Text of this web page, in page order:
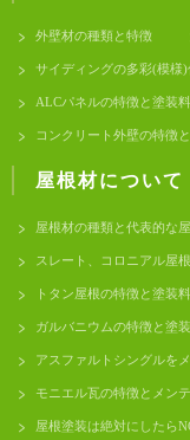
外壁材の種類と特徴
サイディングの多彩(模様
ALCパネルの特徴と塗装
コンクリート外壁の特徴
屋根材について
屋根材の種類と代表的な
スレート、コロニアル屋
トタン屋根の特徴と塗装
ガルバニウムの特徴と塗
アスファルトシングルを
モニエル瓦の特徴とメン
屋根塗装は絶対にしたら